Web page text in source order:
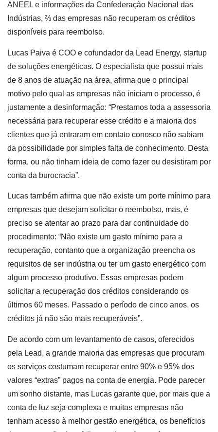
ANEEL e informações da Confederação Nacional das
Indústrias, ⅔ das empresas não recuperam os créditos
disponíveis para reembolso.
Lucas Paiva é COO e cofundador da Lead Energy, startup
de soluções energéticas. O especialista que possui mais
de 8 anos de atuação na área, afirma que o principal
motivo pelo qual as empresas não iniciam o processo, é
justamente a desinformação: “Prestamos toda a assessoria
necessária para recuperar esse crédito e a maioria dos
clientes que já entraram em contato conosco não sabiam
da possibilidade por simples falta de conhecimento. Desta
forma, ou não tinham ideia de como fazer ou desistiram por
conta da burocracia”.
Lucas também afirma que não existe um porte mínimo para
empresas que desejam solicitar o reembolso, mas, é
preciso se atentar ao prazo para dar continuidade do
procedimento: “Não existe um gasto mínimo para a
recuperação, contanto que a organização preencha os
requisitos de ser indústria ou ter um gasto energético com
algum processo produtivo. Essas empresas podem
solicitar a recuperação dos créditos considerando os
últimos 60 meses. Passado o período de cinco anos, os
créditos já não são mais recuperáveis”.
De acordo com um levantamento de casos, oferecidos
pela Lead, a grande maioria das empresas que procuram
os serviços costumam recuperar entre 90% e 95% dos
valores “extras” pagos na conta de energia. Pode parecer
um sonho distante, mas Lucas garante que, por mais que a
conta de luz seja complexa e muitas empresas não
tenham acesso à melhor gestão energética, os benefícios